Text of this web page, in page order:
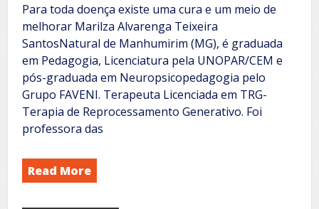
Para toda doença existe uma cura e um meio de
melhorar Marilza Alvarenga Teixeira
SantosNatural de Manhumirim (MG), é graduada
em Pedagogia, Licenciatura pela UNOPAR/CEM e
pós-graduada em Neuropsicopedagogia pelo
Grupo FAVENI. Terapeuta Licenciada em TRG-
Terapia de Reprocessamento Generativo. Foi
professora das
Read More